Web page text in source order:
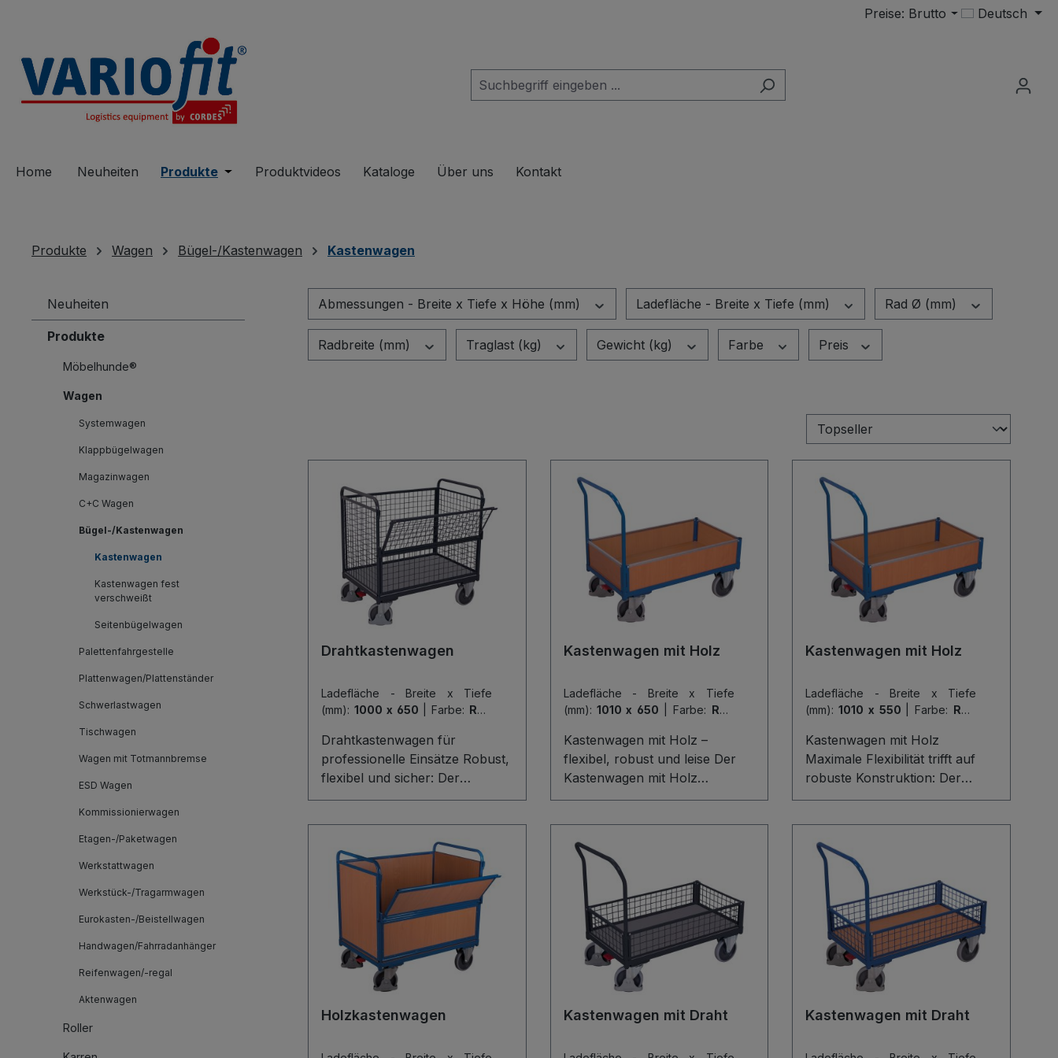
Preise: Brutto Deutsch
Home Neuheiten Produkte Öffne oder Schließe das Dropdown der Kategorie Produkte
Produktvideos Kataloge Über uns Kontakt
Produkte Wagen Bügel-/Kastenwagen Kastenwagen
Neuheiten
Produkte
Möbelhunde®
Wagen
Systemwagen
Klappbügelwagen
Magazinwagen
C+C Wagen
Bügel-/Kastenwagen
Kastenwagen
Kastenwagen fest
verschweißt
Seitenbügelwagen
Palettenfahrgestelle
Plattenwagen/Plattenständer
Schwerlastwagen
Tischwagen
Wagen mit Totmannbremse
ESD Wagen
Kommissionierwagen
Etagen-/Paketwagen
Werkstattwagen
Werkstück-/Tragarmwagen
Eurokasten-/Beistellwagen
Handwagen/Fahrradanhänger
Reifenwagen/-regal
Aktenwagen
Roller
Abmessungen - Breite x Tiefe x Höhe (mm) Ladefläche - Breite x Tiefe (mm) Rad Ø (mm)
Radbreite (mm) Traglast (kg) Gewicht (kg) Farbe Preis
Drahtkastenwagen
Ladefläche - Breite x Tiefe
(mm): 1000 x 650 Farbe: RAL
Drahtkastenwagen für
professionelle Einsätze Robust,
flexibel und sicher: Der
Drahtkastenwagen überzeugt
Holzwerkstoff-Ladefläche.
Stirn- und Längswände aus
Drahtgitter sichern Ihre Ware,
eine Längswand ist halb
abklappbar für komfortables
Handling. Die graue, spurlos
laufende Bereifung mit
Präzisions-Rillenkugellager und
Bremssystem gewährleisten
Kastenwagen mit Holz
Ladefläche - Breite x Tiefe
(mm): 1010 x 650 Farbe: RAL
Kastenwagen mit Holz –
flexibel, robust und leise Der
Kastenwagen mit Holz
verbindet maximale Flexibilität
innovativem L-Profil und einer
robusten Holzwerkstoff-
Ladefläche macht ihn zum
idealen Transporthelfer im
Alltag. Stirn- und Längswände
(200 mm hoch) sind einzeln
herausnehmbar,
oberflächengeschützt sowie
graue, spurlos laufende
Kastenwagen mit Holz
Ladefläche - Breite x Tiefe
(mm):1010 x 550 Farbe: RAL
Kastenwagen mit Holz
Maximale Flexibilität trifft auf
robuste Konstruktion: Der
Kastenwagen mit Holz
innovativem L-Profil und einer
langlebigen Ladefläche aus
Holzwerkstoffplatte. Einzeln
herausnehmbare, 200 mm
hohe Stirn- und Längswände
sind oberflächengeschützt
sowie schlag- und kratzfest.
Spurlos laufende
patentierte EasySTOP-
Holzkastenwagen Kastenwagen mit Draht Kastenwagen mit Draht